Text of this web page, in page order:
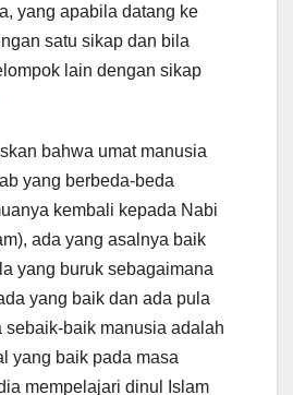
yang apabila datang ke
satu sikap dan bila
lain dengan sikap
bahwa umat manusia
yang berbeda-beda
kembali kepada Nabi
ada yang asalnya baik
yang buruk sebagaimana
yang baik dan ada pula
sebaik-baik manusia adalah
yang baik pada masa
mempelajari dinul Islam